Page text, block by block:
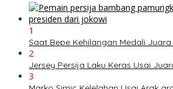
1
Saat Bepe Kehilangan Medali
2
Jersey Persija Laku Keras Usai
3